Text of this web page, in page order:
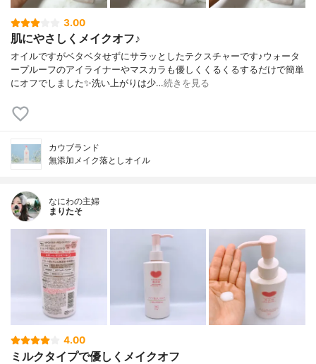
3.00
肌にやさしくメイクオフ♪
オイルですがベタベタせずにサラッとしたテクスチャーです♪ウォータ
ープルーフのアイライナーやマスカラも優しくくるくるするだけで簡単
にオフでしました✨洗い上がりは少…続きを見る
カウブランド
無添加メイク落としオイル
なにわの主婦
まりたそ
4.00
ミルクタイプで優しくメイクオフ